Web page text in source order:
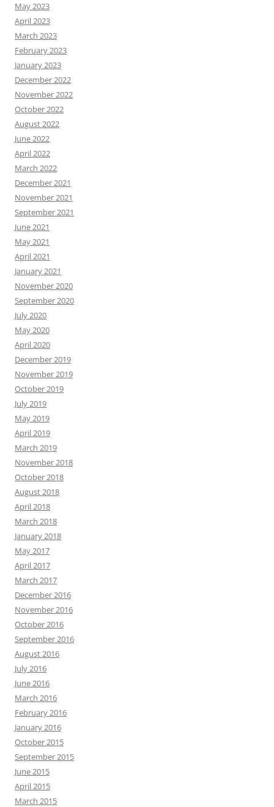
May 2023
April 2023
March 2023
February 2023
January 2023
December 2022
November 2022
October 2022
August 2022
June 2022
April 2022
March 2022
December 2021
November 2021
September 2021
June 2021
May 2021
April 2021
January 2021
November 2020
September 2020
July 2020
May 2020
April 2020
December 2019
November 2019
October 2019
July 2019
May 2019
April 2019
March 2019
November 2018
October 2018
August 2018
April 2018
March 2018
January 2018
May 2017
April 2017
March 2017
December 2016
November 2016
October 2016
September 2016
August 2016
July 2016
June 2016
March 2016
February 2016
January 2016
October 2015
September 2015
June 2015
April 2015
March 2015